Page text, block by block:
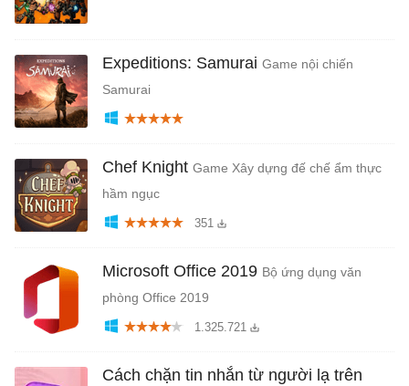
Expeditions: Samurai Game nội chiến
Samurai
Chef Knight Game Xây dựng đế chế ẩm thực
hầm ngục
351
Microsoft Office 2019 Bộ ứng dụng văn
phòng Office 2019
1.325.721
Cách chặn tin nhắn từ người lạ trên